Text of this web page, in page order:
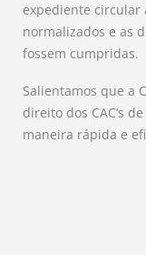
expediente circular
normalizados e as
fossem cumpridas.
Salientamos que a
direito dos CAC’s
maneira rápida e